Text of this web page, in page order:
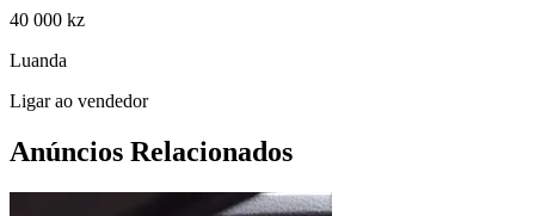
40 000 kz
Luanda
Ligar ao vendedor
Anúncios Relacionados